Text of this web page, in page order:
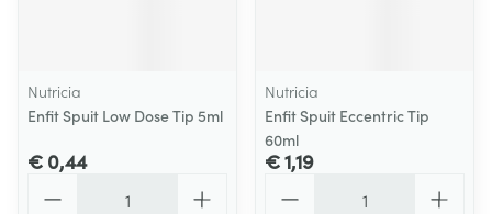
Nutricia
Enfit Spuit Low Dose Tip 5ml
€ 0,44
Nutricia
Enfit Spuit Eccentric Tip
60ml
€ 1,19